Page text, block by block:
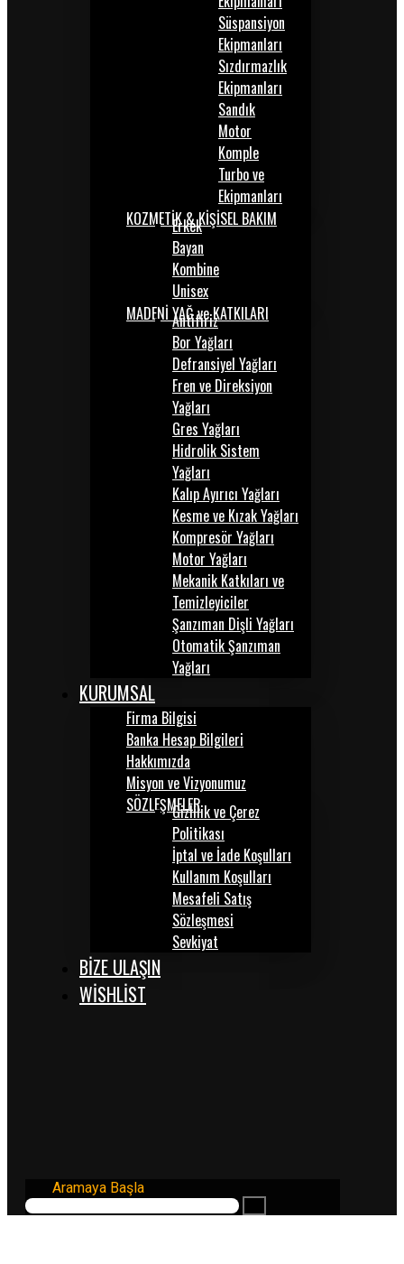
Süspansiyon
Ekipmanları
Sızdırmazlık
Ekipmanları
Sandık
Motor
Komple
Turbo ve
Ekipmanları
KOZMETİK & KİŞİSEL BAKIM
Erkek
Bayan
Kombine
Unisex
MADENİ YAĞ ve KATKILARI
Antifiriz
Bor Yağları
Defransiyel Yağları
Fren ve Direksiyon
Yağları
Gres Yağları
Hidrolik Sistem
Yağları
Kalıp Ayırıcı Yağları
Kesme ve Kızak Yağları
Kompresör Yağları
Motor Yağları
Mekanik Katkıları ve
Temizleyiciler
Şanzıman Dişli Yağları
Otomatik Şanzıman
Yağları
KURUMSAL
Firma Bilgisi
Banka Hesap Bilgileri
Hakkımızda
Misyon ve Vizyonumuz
SÖZLEŞMELERGizlilik ve Çerez
Politikası
İptal ve İade Koşulları
Kullanım Koşulları
Mesafeli Satış
Sözleşmesi
Sevkiyat
BİZE ULAŞIN
WISHLIST
Aramaya Başla